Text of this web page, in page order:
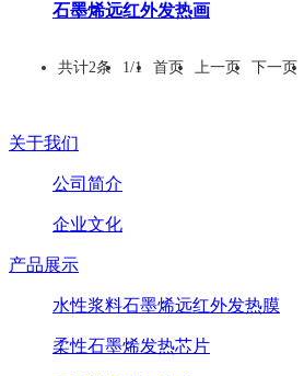
石墨烯远红外发热画
共计2条 1/1 首页 上一页 下一页
关于我们
公司简介
企业文化
产品展示
水性浆料石墨烯远红外发热膜
柔性石墨烯发热芯片